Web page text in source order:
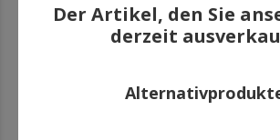
ANDERE HABEN AUCH
Der Artikel, den Sie
derzeit